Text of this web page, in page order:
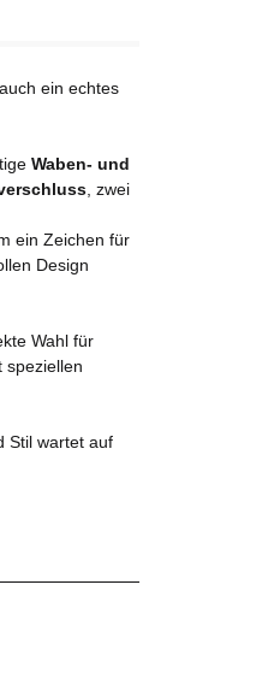
ein echtes
Waben- und
, zwei
ein Zeichen für
Design
Wahl für
speziellen
Stil wartet auf